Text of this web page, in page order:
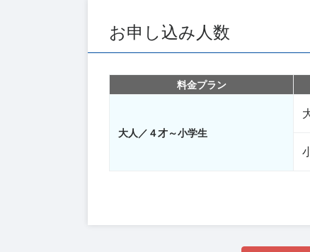
お申し込み人数
料金プラン
大人／４才～小学生